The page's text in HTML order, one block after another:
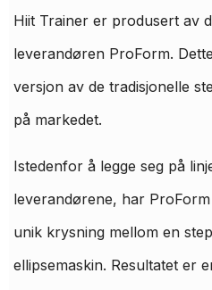
Hiit Trainer er produsert av
leverandøren ProForm.
versjon av de tradisjonelle
på markedet.
Istedenfor å legge seg på
leverandørene, har
unik krysning mellom en
ellipsemaskin. Resultatet er